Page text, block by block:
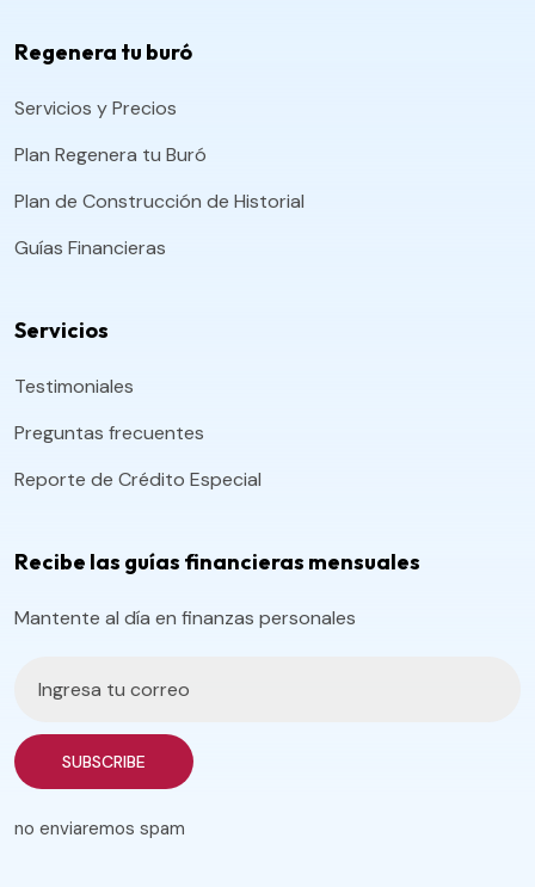
Regenera tu buró
Servicios y Precios
Plan Regenera tu Buró
Plan de Construcción de Historial
Guías Financieras
Servicios
Testimoniales
Preguntas frecuentes
Reporte de Crédito Especial
Recibe las guías financieras mensuales
Mantente al día en finanzas personales
SUBSCRIBE
no enviaremos spam